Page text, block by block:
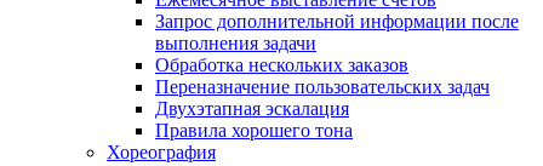
Запрос дополнительной информации после
выполнения задачи
Обработка нескольких заказов
Переназначение пользовательских задач
Двухэтапная эскалация
Правила хорошего тона
Хореография